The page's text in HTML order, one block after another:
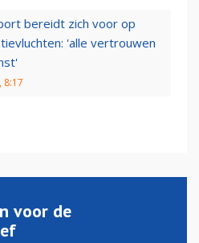
bereidt zich voor op
'alle vertrouwen
8:17
voor de